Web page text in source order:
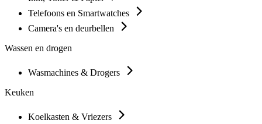
Telefoons en Smartwatches
Camera's en deurbellen
Wassen en drogen
Wasmachines & Drogers
Keuken
Koelkasten & Vriezers